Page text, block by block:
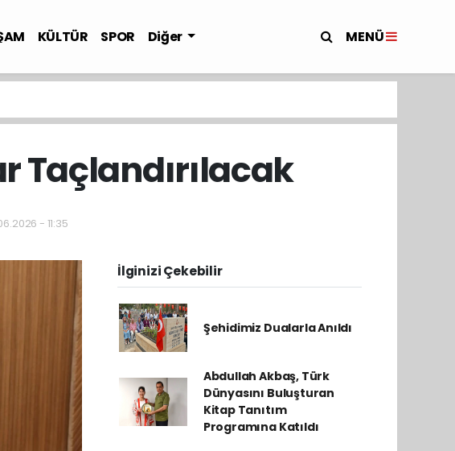
KÜLTÜR SPOR Diğer MENÜ
Taçlandırılacak
- 11:35
İlginizi Çekebilir
Şehidimiz Dualarla Anıldı
Abdullah Akbaş, Türk
Dünyasını Buluşturan
Kitap Tanıtım
Programına Katıldı